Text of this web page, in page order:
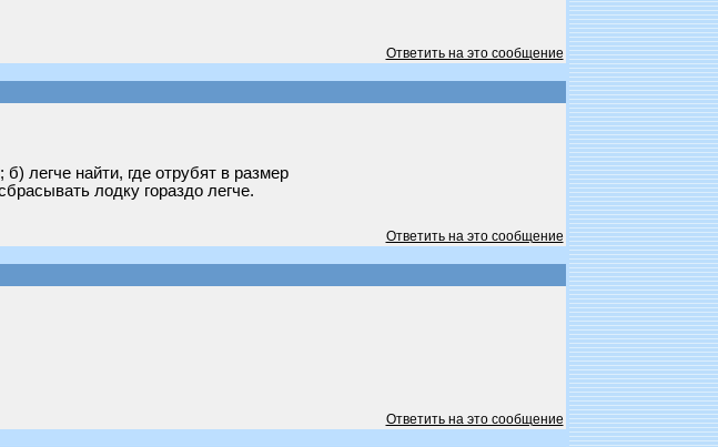
Ответить на это сообщение
найти, где отрубят в размер
лодку гораздо легче.
Ответить на это сообщение
Ответить на это сообщение